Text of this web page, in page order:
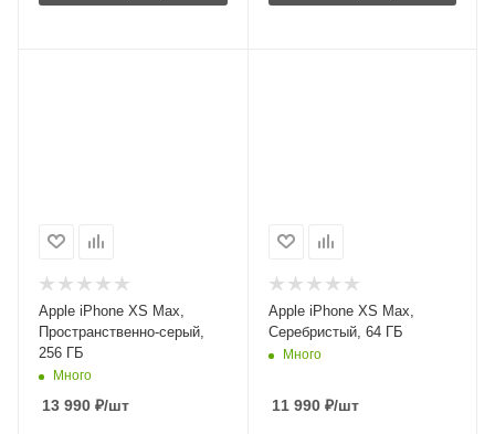
Apple iPhone XS Max,
Пространственно-серый,
256 ГБ
Много
13 990 ₽/шт
Apple iPhone XS Max,
Серебристый, 64 ГБ
Много
11 990₽/шт